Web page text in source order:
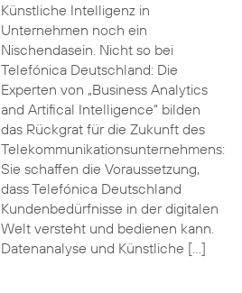
Künstliche Intelligenz in
Unternehmen noch ein
Nischendasein. Nicht so bei
Telefónica Deutschland: Die
Experten von „Business Analytics
and Artifical Intelligence“ bilden
das Rückgrat für die Zukunft des
Telekommunikationsunternehmens:
Sie schaffen die Voraussetzung,
dass Telefónica Deutschland
Kundenbedürfnisse in der digitalen
Welt versteht und bedienen kann.
Datenanalyse und Künstliche […]